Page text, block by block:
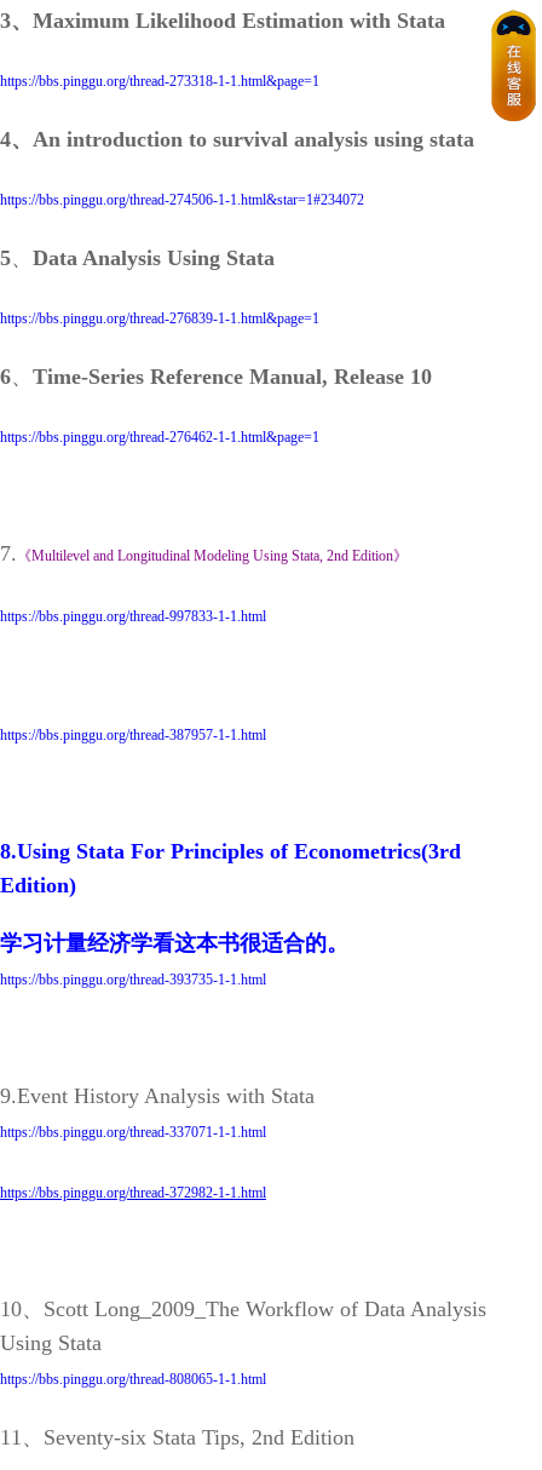
3、Maximum Likelihood Estimation with Stata
https://bbs.pinggu.org/thread-273318-1-1.html&page=1
4、An introduction to survival analysis using stata
https://bbs.pinggu.org/thread-274506-1-1.html&star=1#234072
5、 Data Analysis Using Stata
https://bbs.pinggu.org/thread-276839-1-1.html&page=1
6、 Time-Series Reference Manual, Release 10
https://bbs.pinggu.org/thread-276462-1-1.html&page=1
7. 《Multilevel and Longitudinal Modeling Using Stata, 2nd Edition》
https://bbs.pinggu.org/thread-997833-1-1.html
https://bbs.pinggu.org/thread-387957-1-1.html
8.Using Stata For Principles of Econometrics(3rd
Edition)
学习计量经济学看这本书很适合的。
https://bbs.pinggu.org/thread-393735-1-1.html
9.Event History Analysis with Stata
https://bbs.pinggu.org/thread-337071-1-1.html
https://bbs.pinggu.org/thread-372982-1-1.html
10、Scott Long_2009_The Workflow of Data Analysis
Using Stata
https://bbs.pinggu.org/thread-808065-1-1.html
11、Seventy-six Stata Tips, 2nd Edition